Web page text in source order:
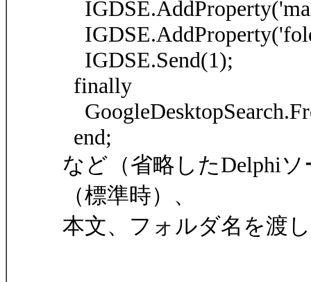
IGDSE.Send(1);
finally
end;
など（省略したDelphi
（標準時）、
本文、フォルダ名を渡